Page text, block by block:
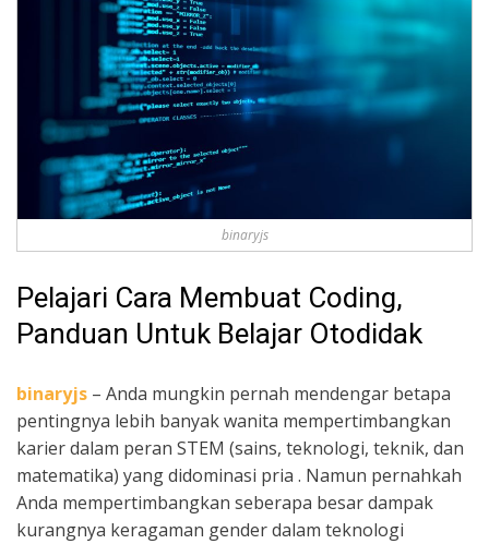
binaryjs
Pelajari Cara Membuat Coding,
Panduan Untuk Belajar Otodidak
binaryjs – Anda mungkin pernah mendengar betapa
pentingnya lebih banyak wanita mempertimbangkan
karier dalam peran STEM (sains, teknologi, teknik, dan
matematika) yang didominasi pria . Namun pernahkah
Anda mempertimbangkan seberapa besar dampak
kurangnya keragaman gender dalam teknologi